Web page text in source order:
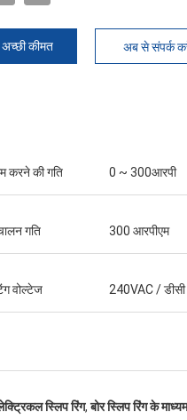
कीमत अब से संपर्क
करने की गति 0 ~ 300आरपी
गति 300 आरपीएम
वोल्टेज 240VAC / डीसी
स्लिप रिंग,बोर स्लिप रिंग के